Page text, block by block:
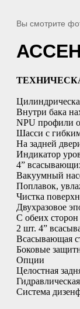
Вы смотрите
Внутри бака
NPU профили
Шасси с
На задней
Индикатор
4”
Вакуумный
Поплавок,
Чистка
Двухразовое
С обеих
2 шт. 4”
Всасывающая
Боковые
Опции
Целостная
Система